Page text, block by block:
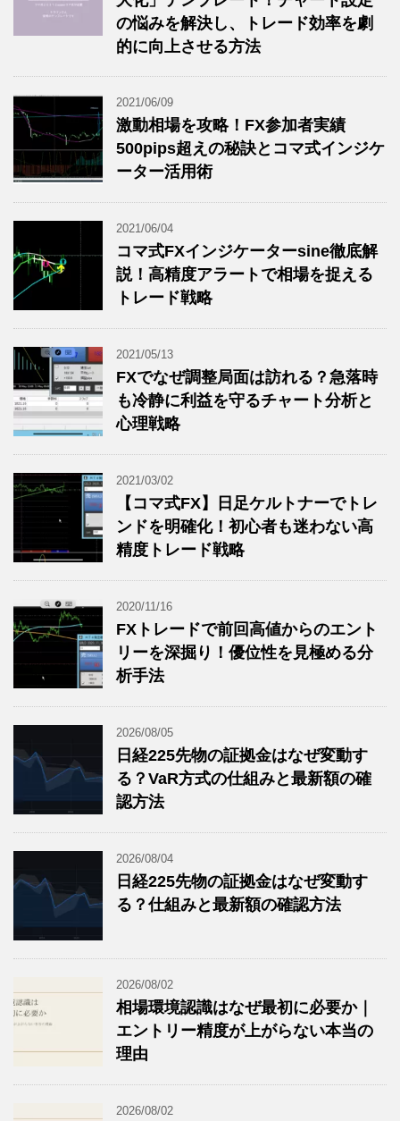
の悩みを解決し、トレード効率を劇
的に向上させる方法
2021/06/09
激動相場を攻略！FX参加者実績
500pips超えの秘訣とコマ式インジケ
ーター活用術
2021/06/04
コマ式FXインジケーターsine徹底解
説！高精度アラートで相場を捉える
トレード戦略
2021/05/13
FXでなぜ調整局面は訪れる？急落時
も冷静に利益を守るチャート分析と
心理戦略
2021/03/02
【コマ式FX】日足ケルトナーでトレ
ンドを明確化！初心者も迷わない高
精度トレード戦略
2020/11/16
FXトレードで前回高値からのエント
リーを深掘り！優位性を見極める分
析手法
2026/08/05
日経225先物の証拠金はなぜ変動す
る？VaR方式の仕組みと最新額の確
認方法
2026/08/04
日経225先物の証拠金はなぜ変動す
る？仕組みと最新額の確認方法
2026/08/02
相場環境認識はなぜ最初に必要か｜
エントリー精度が上がらない本当の
理由
2026/08/02